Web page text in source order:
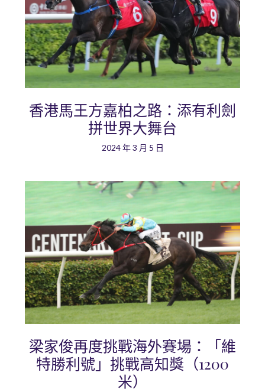
香港馬王方嘉柏之路：添有利劍
拼世界大舞台
2024 年 3 月 5 日
梁家俊再度挑戰海外賽場：「維
特勝利號」挑戰高知獎（1200
米）